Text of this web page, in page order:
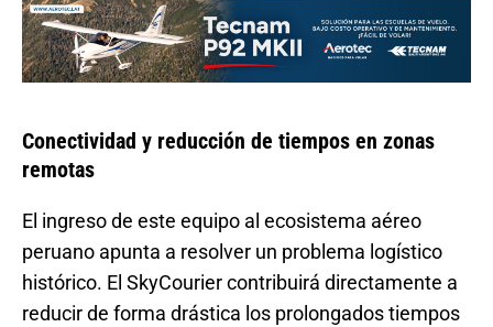
Conectividad y reducción de tiempos en zonas
remotas
El ingreso de este equipo al ecosistema aéreo
peruano apunta a resolver un problema logístico
histórico. El SkyCourier contribuirá directamente a
reducir de forma drástica los prolongados tiempos